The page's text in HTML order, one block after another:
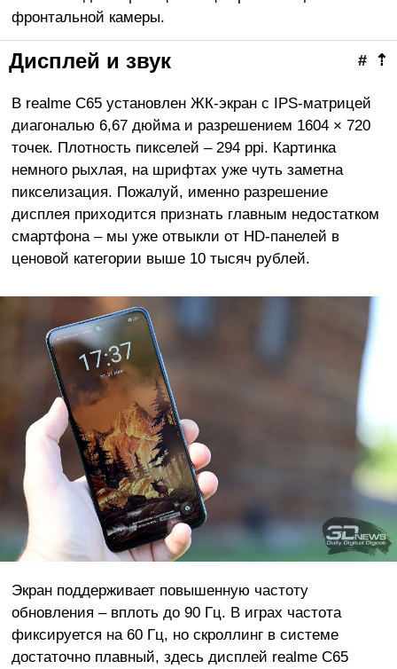
фронтальной камеры.
⇡
#
Дисплей и звук
В realme C65 установлен ЖК-экран с IPS-матрицей
диагональю 6,67 дюйма и разрешением 1604 × 720
точек. Плотность пикселей – 294 ppi. Картинка
немного рыхлая, на шрифтах уже чуть заметна
пикселизация. Пожалуй, именно разрешение
дисплея приходится признать главным недостатком
смартфона – мы уже отвыкли от HD-панелей в
ценовой категории выше 10 тысяч рублей.
Экран поддерживает повышенную частоту
обновления – вплоть до 90 Гц. В играх частота
фиксируется на 60 Гц, но скроллинг в системе
достаточно плавный, здесь дисплей realme C65